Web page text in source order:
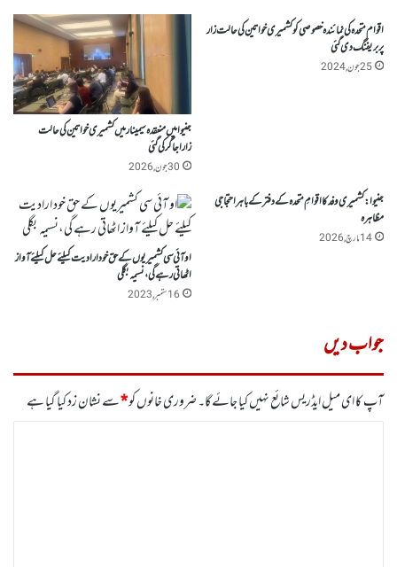
اقوام متحدہ کی نمائندہ خصوصی کو کشمیری خواتین کی حالت زار
پر بریفنگ دی گئی
25 جون, 2024
جنیوا میں منعقدہ سیمینارمیں کشمیری خواتین کی حالت
زاراجاگر کی گئی
30 جون, 2026
جنیوا :کشمیری وفد کا اقوامِ متحدہ کے دفتر کے باہراحتجاجی
مظاہرہ
14 مارچ, 2026
او آئی سی کشمیریوں کے حق خود ارادیت کیلئے حل کیلئے آواز
اٹھاتی رہے گی،نسیمہ بگلی
16 ستمبر, 2023
جواب دیں
آپ کا ای میل ایڈریس شائع نہیں کیا جائے گا۔ضروری خانوں کو*سے نشان زد کیا گیا ہے